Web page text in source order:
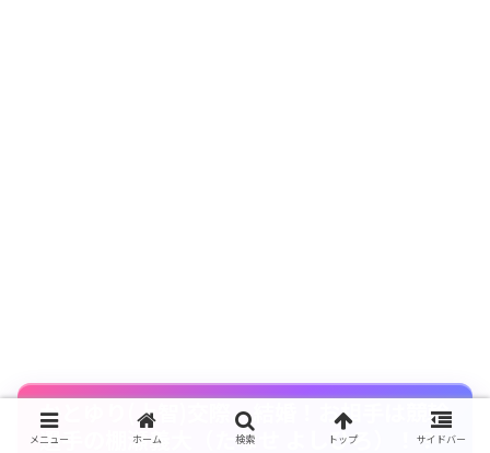
かとゆり(上智)交際、結婚！お相手は競輪
選手の棚瀬義大（たなせ よしひろ）！？
メニュー ホーム 検索 トップ サイドバー